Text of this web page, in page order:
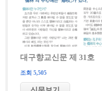
대구향교신문 제 31호
조회 5,505